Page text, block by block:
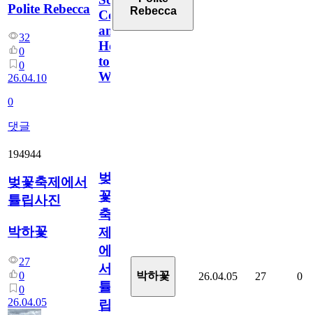
Polite Rebecca
32
0
0
26.04.10
0
댓글
Coverage,
and
How
to
Watch
Rebecca
194944
벚꽃축제에서
튤립사진
박하꽃
27
0
0
26.04.05
벚
꽃
축
제
에
서
튤
립
박하꽃 26.04.05 27 0